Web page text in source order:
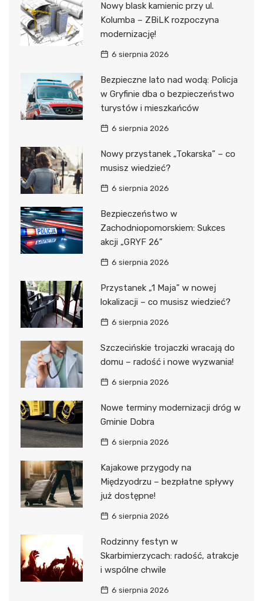
Nowy blask kamienic przy ul.
Kolumba – ZBiLK rozpoczyna
modernizację!
6 sierpnia 2026
Bezpieczne lato nad wodą: Policja
w Gryfinie dba o bezpieczeństwo
turystów i mieszkańców
6 sierpnia 2026
Nowy przystanek „Tokarska” – co
musisz wiedzieć?
6 sierpnia 2026
Bezpieczeństwo w
Zachodniopomorskiem: Sukces
akcji „GRYF 26”
6 sierpnia 2026
Przystanek „1 Maja” w nowej
lokalizacji – co musisz wiedzieć?
6 sierpnia 2026
Szczecińskie trojaczki wracają do
domu – radość i nowe wyzwania!
6 sierpnia 2026
Nowe terminy modernizacji dróg w
Gminie Dobra
6 sierpnia 2026
Kajakowe przygody na
Międzyodrzu – bezpłatne spływy
już dostępne!
6 sierpnia 2026
Rodzinny festyn w
Skarbimierzycach: radość, atrakcje
i wspólne chwile
6 sierpnia 2026